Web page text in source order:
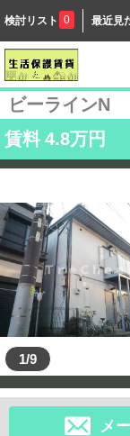
検討リスト 0 最近見
ビーラインN
賃料 4.8万円
1/9
メ